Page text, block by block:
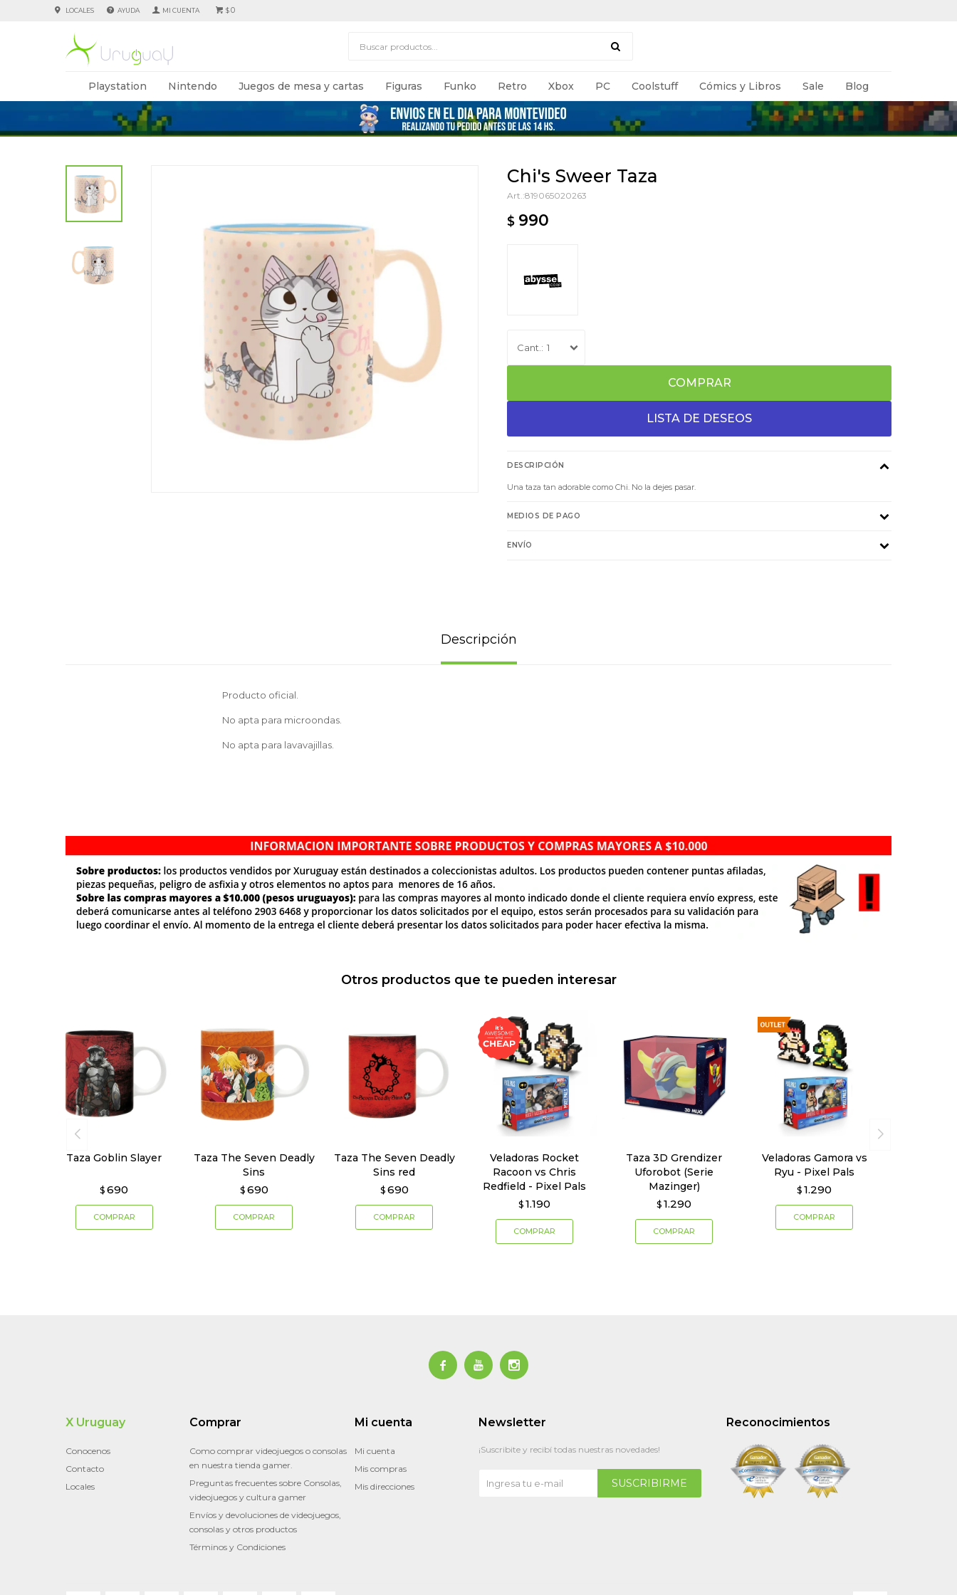
Playstation Nintendo Juegos de mesa y cartas Figuras Funko Retro Xbox PC Coolstuff Cómics y Libros Sale Blog
$0
LOCALES AYUDA
Chi's Sweer Taza
819065020263
$ 990
1
COMPRAR
DESCRIPCIÓN
Una taza tan adorable como Chi. No la dejes pasar.
MEDIOS DE PAGO
ENVÍO
Descripción
Producto oficial.
No apta para microondas.
No apta para lavavajillas.
Otros productos que te pueden interesar
Taza Goblin Slayer
$ 690
Taza The Seven Deadly
Sins
$ 690
Taza The Seven Deadly
Sins red
$ 690
Veladoras Rocket
Racoon vs Chris
Redfield - Pixel Pals
$ 1.190
Taza 3D Grendizer
Uforobot (Serie
Mazinger)
$ 1.290
Veladoras Gamora vs
Ryu - Pixel Pals
$ 1.290
  
Reconocimientos
X Uruguay
Conocenos
Contacto
Locales
Comprar
Como comprar videojuegos o consolas
en nuestra tienda gamer.
Preguntas frecuentes sobre Consolas,
videojuegos y cultura gamer
Envíos y devoluciones de videojuegos,
consolas y otros productos
Términos y Condiciones
Mi cuenta
Mi cuenta
Mis compras
Mis direcciones
Newsletter
¡Suscribite y recibí todas nuestras novedades!
SUSCRIBIRME